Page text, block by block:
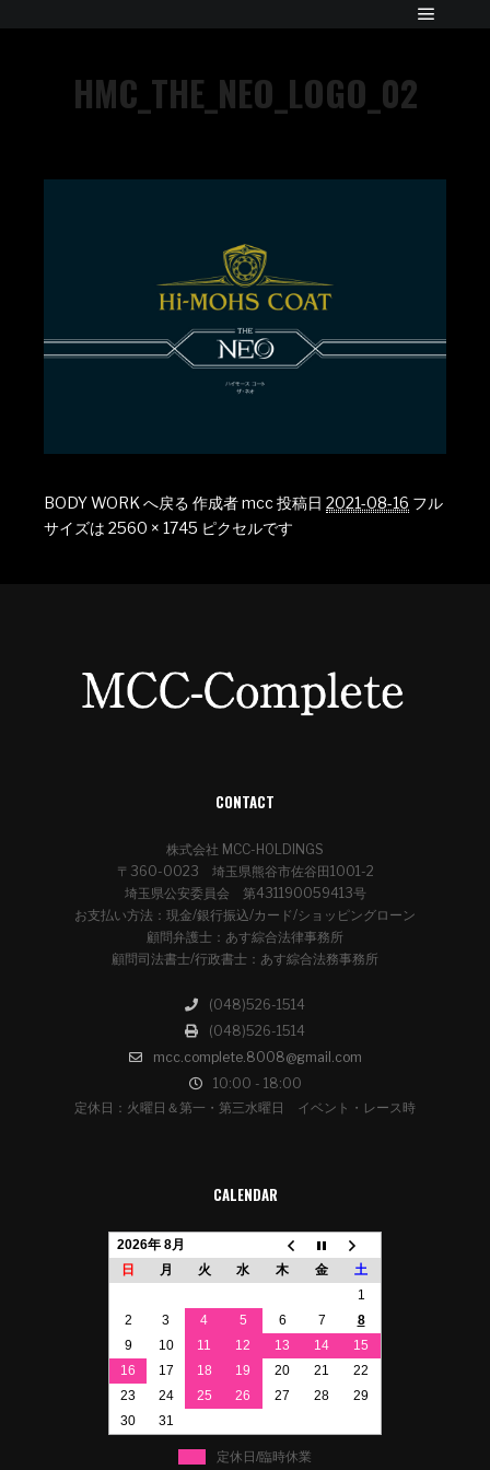
HMC_THE_NEO_LOGO_02
BODY WORK へ戻る 作成者mcc投稿日 2021-08-16 フル
サイズは 2560 × 1745 ピクセルです
CONTACT
株式会社 MCC-HOLDINGS
〒360-0023 埼玉県熊谷市佐谷田1001-2
埼玉県公安委員会 第431190059413号
お支払い方法：現金/銀行振込/カード/ショッピングローン
顧問弁護士：あす綜合法律事務所
顧問司法書士/行政書士：あす綜合法務事務所
(048)526-1514
(048)526-1514
mcc.complete.8008@gmail.com
10:00 - 18:00
定休日：火曜日＆第一・第三水曜日 イベント・レース時
CALENDAR
2026年 8月
日
月 火 水 木 金
土
1
2
3 4 5 6 7
8
9
10 11 12 13 14
15
16
17 18 19 20 21
22
23
24 25 26 27 28
29
30
31
定休日/臨時休業